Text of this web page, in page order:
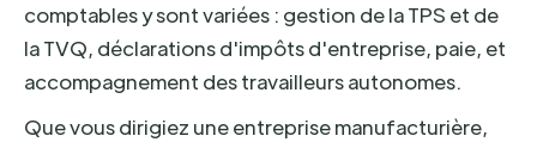
comptables y sont variées : gestion de la TPS et de
la TVQ, déclarations d'impôts d'entreprise, paie, et
accompagnement des travailleurs autonomes.
Que vous dirigiez une entreprise manufacturière,